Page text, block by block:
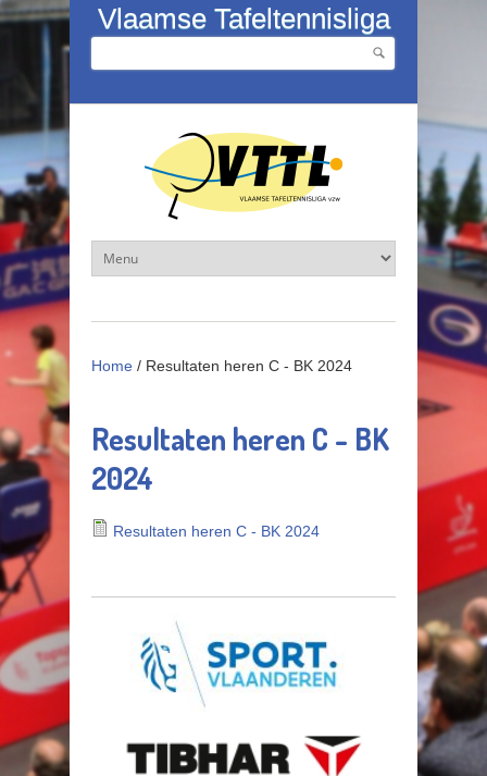
Overslaan en naar de inhoud gaan
Vlaamse Tafeltennisliga
Zoekveld
Home / Resultaten heren C - BK 2024
Resultaten heren C - BK
2024
Resultaten heren C - BK 2024